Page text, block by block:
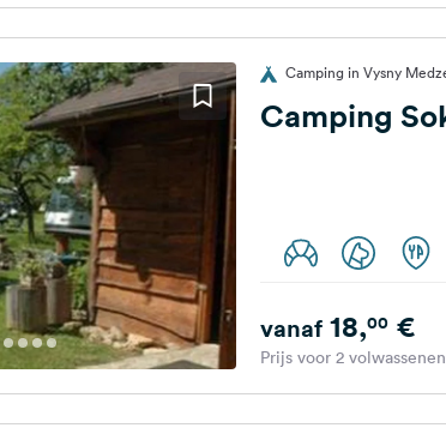
Camping in Vysny
Camping
vanaf18,00€
Prijs voor 2